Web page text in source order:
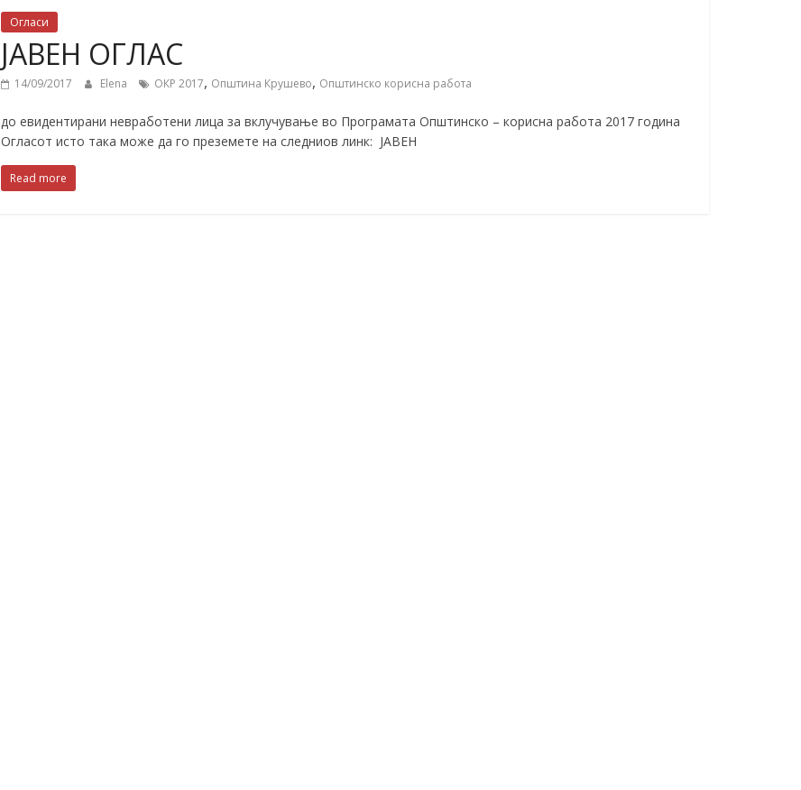
Огласи
ЈАВЕН ОГЛАС
14/09/2017 Elena ОКР 2017, Општина Крушево, Општинско корисна работа
до евидентирани невработени лица за вклучување во Програмата Општинско – корисна работа 2017 година
Огласот исто така може да го преземете на следниов линк: ЈАВЕН
Read more